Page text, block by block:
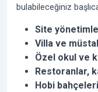
bulabileceğiniz
Site
Villa ve
Özel okul ve
Restoranlar,
Hobi